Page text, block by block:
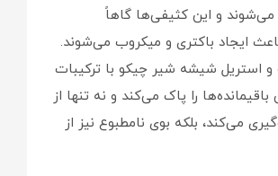
و این کثیفی‌ها گاهاً
ایجاد باکتری و میکروب می‌شوند.
استریل شیشه شیر چیکو با ترکیبات
را پاک می‌کند و نه تنها از
می‌کند، بلکه بوی نامطبوع نیز از